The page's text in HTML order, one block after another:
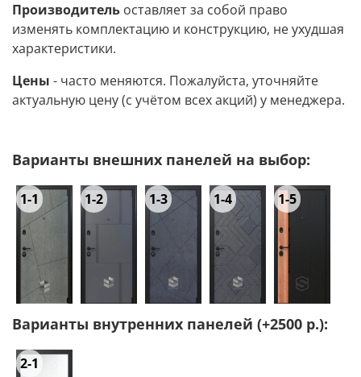
Производитель оставляет за собой право
изменять комплектацию и конструкцию, не ухудшая
характеристики.
Цены - часто меняются. Пожалуйста, уточняйте
актуальную цену (с учётом всех акций) у менеджера.
Варианты внешних панелей на выбор:
1-1 1-2 1-3 1-4 1-5
Варианты внутренних панелей (+2500 р.):
2-1